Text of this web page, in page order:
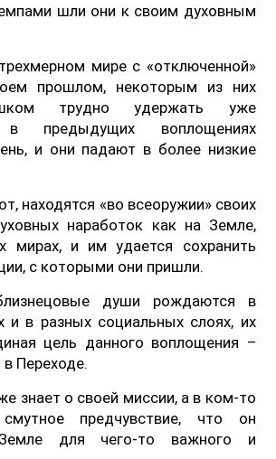
шли они к своим духовным
мире с «отключенной»
прошлом, некоторым из них
трудно удержать уже
в предыдущих воплощениях
и они падают в более низкие
находятся «во всеоружии» своих
наработок как на Земле,
мирах, и им удается сохранить
с которыми они пришли.
души рождаются в
и в разных социальных слоях, их
цель данного воплощения –
Переходе.
знает о своей миссии, а в ком-то
предчувствие, что он
для чего-то важного и